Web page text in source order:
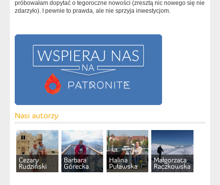
próbowałam dopytać o tegoroczne nowości (zresztą nic nowego się nie
zdarzyło). I pewnie to prawda, ale nie sprzyja inwestycjom.
Nasi autorzy
Cezary
Rudziński
Barbara
Górecka
Halina
Puławska
Małgorzata
Raczkowska